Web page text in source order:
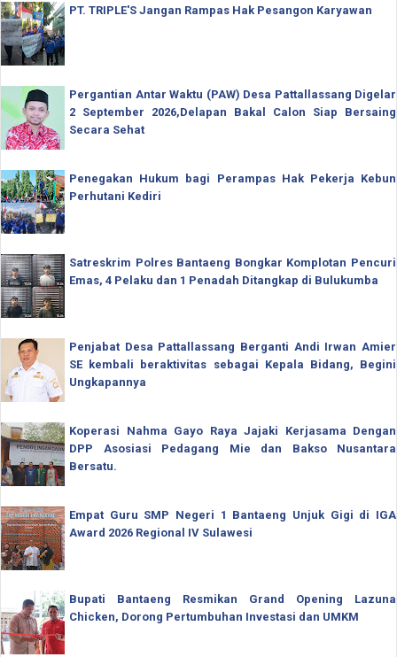
PT. TRIPLE'S Jangan Rampas Hak Pesangon Karyawan
Pergantian Antar Waktu (PAW) Desa Pattallassang Digelar
2 September 2026,Delapan Bakal Calon Siap Bersaing
Secara Sehat
Penegakan Hukum bagi Perampas Hak Pekerja Kebun
Perhutani Kediri
Satreskrim Polres Bantaeng Bongkar Komplotan Pencuri
Emas, 4 Pelaku dan 1 Penadah Ditangkap di Bulukumba
Penjabat Desa Pattallassang Berganti Andi Irwan Amier
SE kembali beraktivitas sebagai Kepala Bidang, Begini
Ungkapannya
Koperasi Nahma Gayo Raya Jajaki Kerjasama Dengan
DPP Asosiasi Pedagang Mie dan Bakso Nusantara
Bersatu.
Empat Guru SMP Negeri 1 Bantaeng Unjuk Gigi di IGA
Award 2026 Regional IV Sulawesi
Bupati Bantaeng Resmikan Grand Opening Lazuna
Chicken, Dorong Pertumbuhan Investasi dan UMKM